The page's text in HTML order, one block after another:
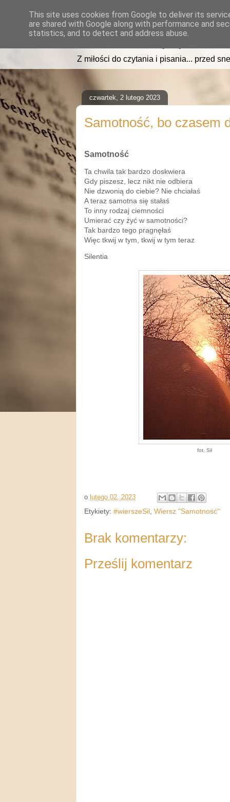
read2sleep.pl
Z miłości do czytania i pisania... przed
czwartek, 2 lutego 2023
Samotność, bo czasem
Samotność
Ta chwila tak bardzo doskwiera
Gdy piszesz, lecz nikt nie odbiera
Nie dzwonią do ciebie? Nie chciałaś
A teraz samotna się stałaś
To inny rodzaj ciemności
Umierać czy żyć w samotności?
Tak bardzo tego pragnęłaś
Więc tkwij w tym, tkwij w tym teraz
Silentia
fot. Sil
o lutego 02, 2023
Etykiety: #wierszeSil Wiersz "Samotność"
Brak komentarzy:
Prześlij komentarz
This site uses cookies from Google to deliver its
are shared with Google along with performance and
statistics, and to detect and address abuse.